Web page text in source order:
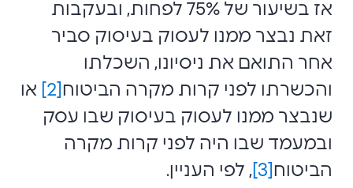
אז בשיעור של 75% לפחות, ובעקבות
זאת נבצר ממנו לעסוק בעיסוק סביר
אחר התואם את ניסיונו, השכלתו
והכשרתו לפני קרות מקרה הביטוח
או
שנבצר ממנו לעסוק בעיסוק שבו עסק
ובמעמד שבו היה לפני קרות מקרה
הביטוח
, לפי העניין.